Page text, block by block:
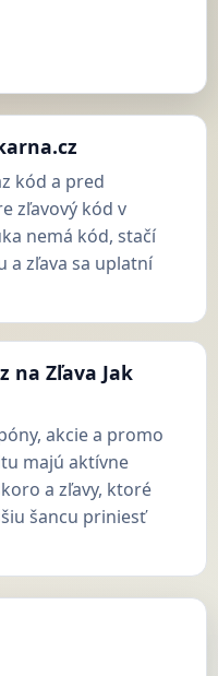
kód a pred
zľavový kód v
nemá kód, stačí
a zľava sa uplatní
na Zľava Jak
akcie a promo
majú aktívne
a zľavy, ktoré
šancu priniesť